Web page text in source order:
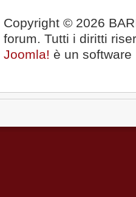
Copyright © 2026
forum. Tutti i diritti
Joomla! è un